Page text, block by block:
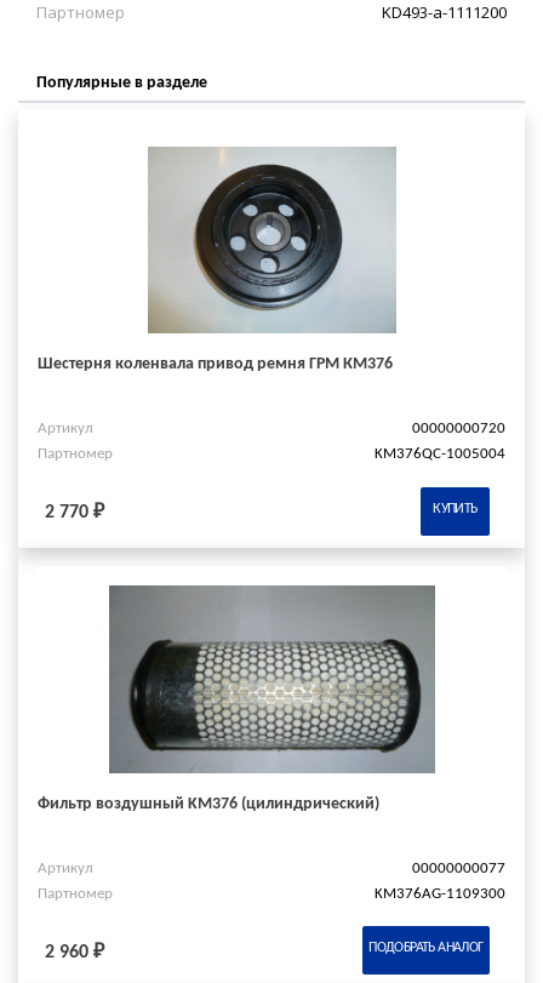
Партномер
KD493-a-1111200
Популярные в разделе
Шестерня коленвала привод ремня ГРМ КМ376
Артикул
00000000720
Партномер
KM376QC-1005004
2 770 ₽ КУПИТЬ
Фильтр воздушный KM376 (цилиндрический)
Артикул
00000000077
Партномер
KM376AG-1109300
2 960 ₽ ПОДОБРАТЬ АНАЛОГ